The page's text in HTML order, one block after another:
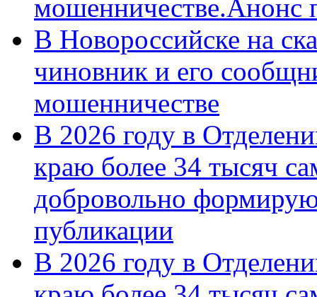
мошенничестве.Анонс
В Новороссийске на
чиновник и его
мошенничестве
В 2026 году в
краю более 34 тысяч
добровольно
публикации
В 2026 году в